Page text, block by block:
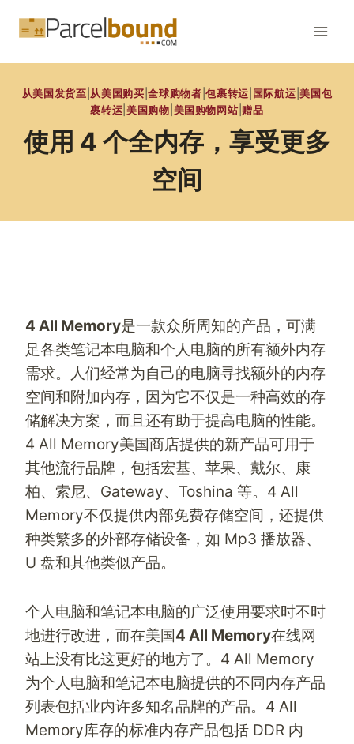
从美国发货至 从美国购买 |全球购物者 |包裹转运 国际航运 |美国包
裹转运 |美国购物 美国购物网站|赠品
使用 4 个全内存，享受更多
空间
4 All Memory是一款众所周知的产品，可满
足各类笔记本电脑和个人电脑的所有额外内存
需求。人们经常为自己的电脑寻找额外的内存
空间和附加内存，因为它不仅是一种高效的存
储解决方案，而且还有助于提高电脑的性能。
4 All Memory美国商店提供的新产品可用于
其他流行品牌，包括宏基、苹果、戴尔、康
柏、索尼、Gateway、Toshina 等。 4 All
Memory不仅提供内部免费存储空间，还提供
种类繁多的外部存储设备，如 Mp3 播放器、
U 盘和其他类似产品。
个人电脑和笔记本电脑的广泛使用要求时不时
地进行改进，而在美国4 All Memory在线网
站上没有比这更好的地方了。 4 All Memory
为个人电脑和笔记本电脑提供的不同内存产品
列表包括业内许多知名品牌的产品。 4 All
Memory库存的标准内存产品包括 DDR 内